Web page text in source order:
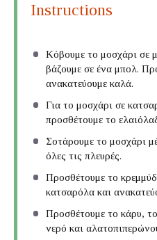
Instructions
Κόβουμε το μοσχάρι σε
βάζουμε σε ένα μπολ.
ανακατεύουμε καλά.
Για το μοσχάρι σε
προσθέτουμε το
Σοτάρουμε το μοσχάρι
όλες τις πλευρές.
Προσθέτουμε το
κατσαρόλα και
Προσθέτουμε το κάρυ,
νερό και